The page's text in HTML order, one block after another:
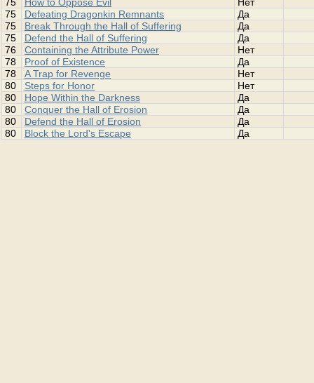
75
Defeating Dragonkin Remnants
Да
75
Break Through the Hall of Suffering
Да
75
Defend the Hall of Suffering
Да
76
Containing the Attribute Power
Нет
78
Proof of Existence
Да
78
A Trap for Revenge
Нет
80
Steps for Honor
Нет
80
Hope Within the Darkness
Да
80
Conquer the Hall of Erosion
Да
80
Defend the Hall of Erosion
Да
80
Block the Lord's Escape Да